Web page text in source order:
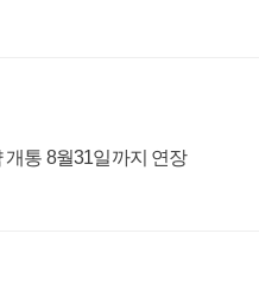
통 8월31일까지 연장